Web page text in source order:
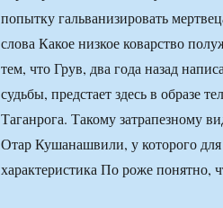
попытку гальванизировать
слова Какое низкое коварство
тем, что Грув, два года назад
судьбы, предстает здесь в образе
Таганрога. Такому затрапезному
Отар Кушанашвили, у которого для
характеристика По роже понятно,